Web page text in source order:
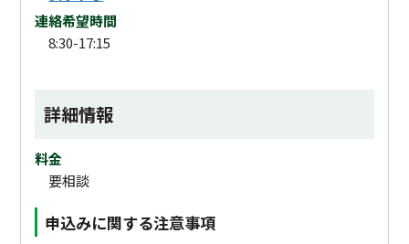
連絡希望時間
8:30-17:15
詳細情報
料金
要相談
申込みに関する注意事項